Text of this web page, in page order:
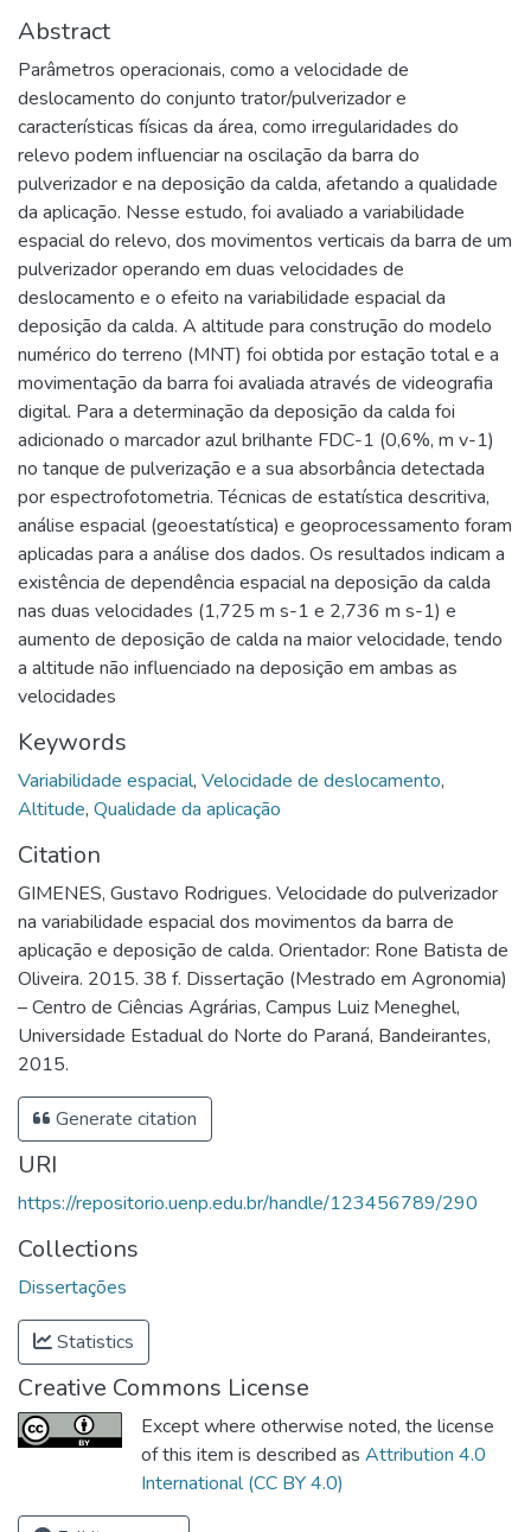
Abstract
Parâmetros operacionais, como a velocidade de
deslocamento do conjunto trator/pulverizador e
características físicas da área, como irregularidades do
relevo podem influenciar na oscilação da barra do
pulverizador e na deposição da calda, afetando a qualidade
da aplicação. Nesse estudo, foi avaliado a variabilidade
espacial do relevo, dos movimentos verticais da barra de um
pulverizador operando em duas velocidades de
deslocamento e o efeito na variabilidade espacial da
deposição da calda. A altitude para construção do modelo
numérico do terreno (MNT) foi obtida por estação total e a
movimentação da barra foi avaliada através de videografia
digital. Para a determinação da deposição da calda foi
adicionado o marcador azul brilhante FDC-1 (0,6%, m v-1)
no tanque de pulverização e a sua absorbância detectada
por espectrofotometria. Técnicas de estatística descritiva,
análise espacial (geoestatística) e geoprocessamento foram
aplicadas para a análise dos dados. Os resultados indicam a
existência de dependência espacial na deposição da calda
nas duas velocidades (1,725 m s-1 e 2,736 m s-1) e
aumento de deposição de calda na maior velocidade, tendo
a altitude não influenciado na deposição em ambas as
velocidades
Keywords
Variabilidade espacial, Velocidade de deslocamento,
Altitude, Qualidade da aplicação
Citation
GIMENES, Gustavo Rodrigues. Velocidade do pulverizador
na variabilidade espacial dos movimentos da barra de
aplicação e deposição de calda. Orientador: Rone Batista de
Oliveira. 2015. 38 f. Dissertação (Mestrado em Agronomia)
– Centro de Ciências Agrárias, Campus Luiz Meneghel,
Universidade Estadual do Norte do Paraná, Bandeirantes,
2015.
Generate citation
URI
https://repositorio.uenp.edu.br/handle/123456789/290
Collections
Dissertações
Statistics
Creative Commons License
Except where otherwise noted, the license
of this item is described as Attribution 4.0
International (CC BY 4.0)